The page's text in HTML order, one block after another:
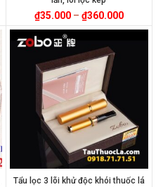
₫35.000– ₫360.000
Tẩu lọc 3 lõi khử độc khói thuốc lá